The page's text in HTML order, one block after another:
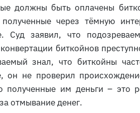
должны быть оплачены
через тёмную
Суд заявил, что
биткойнов
знал, что биткойны
он не проверил
полученные им деньги – это
отмывание денег.